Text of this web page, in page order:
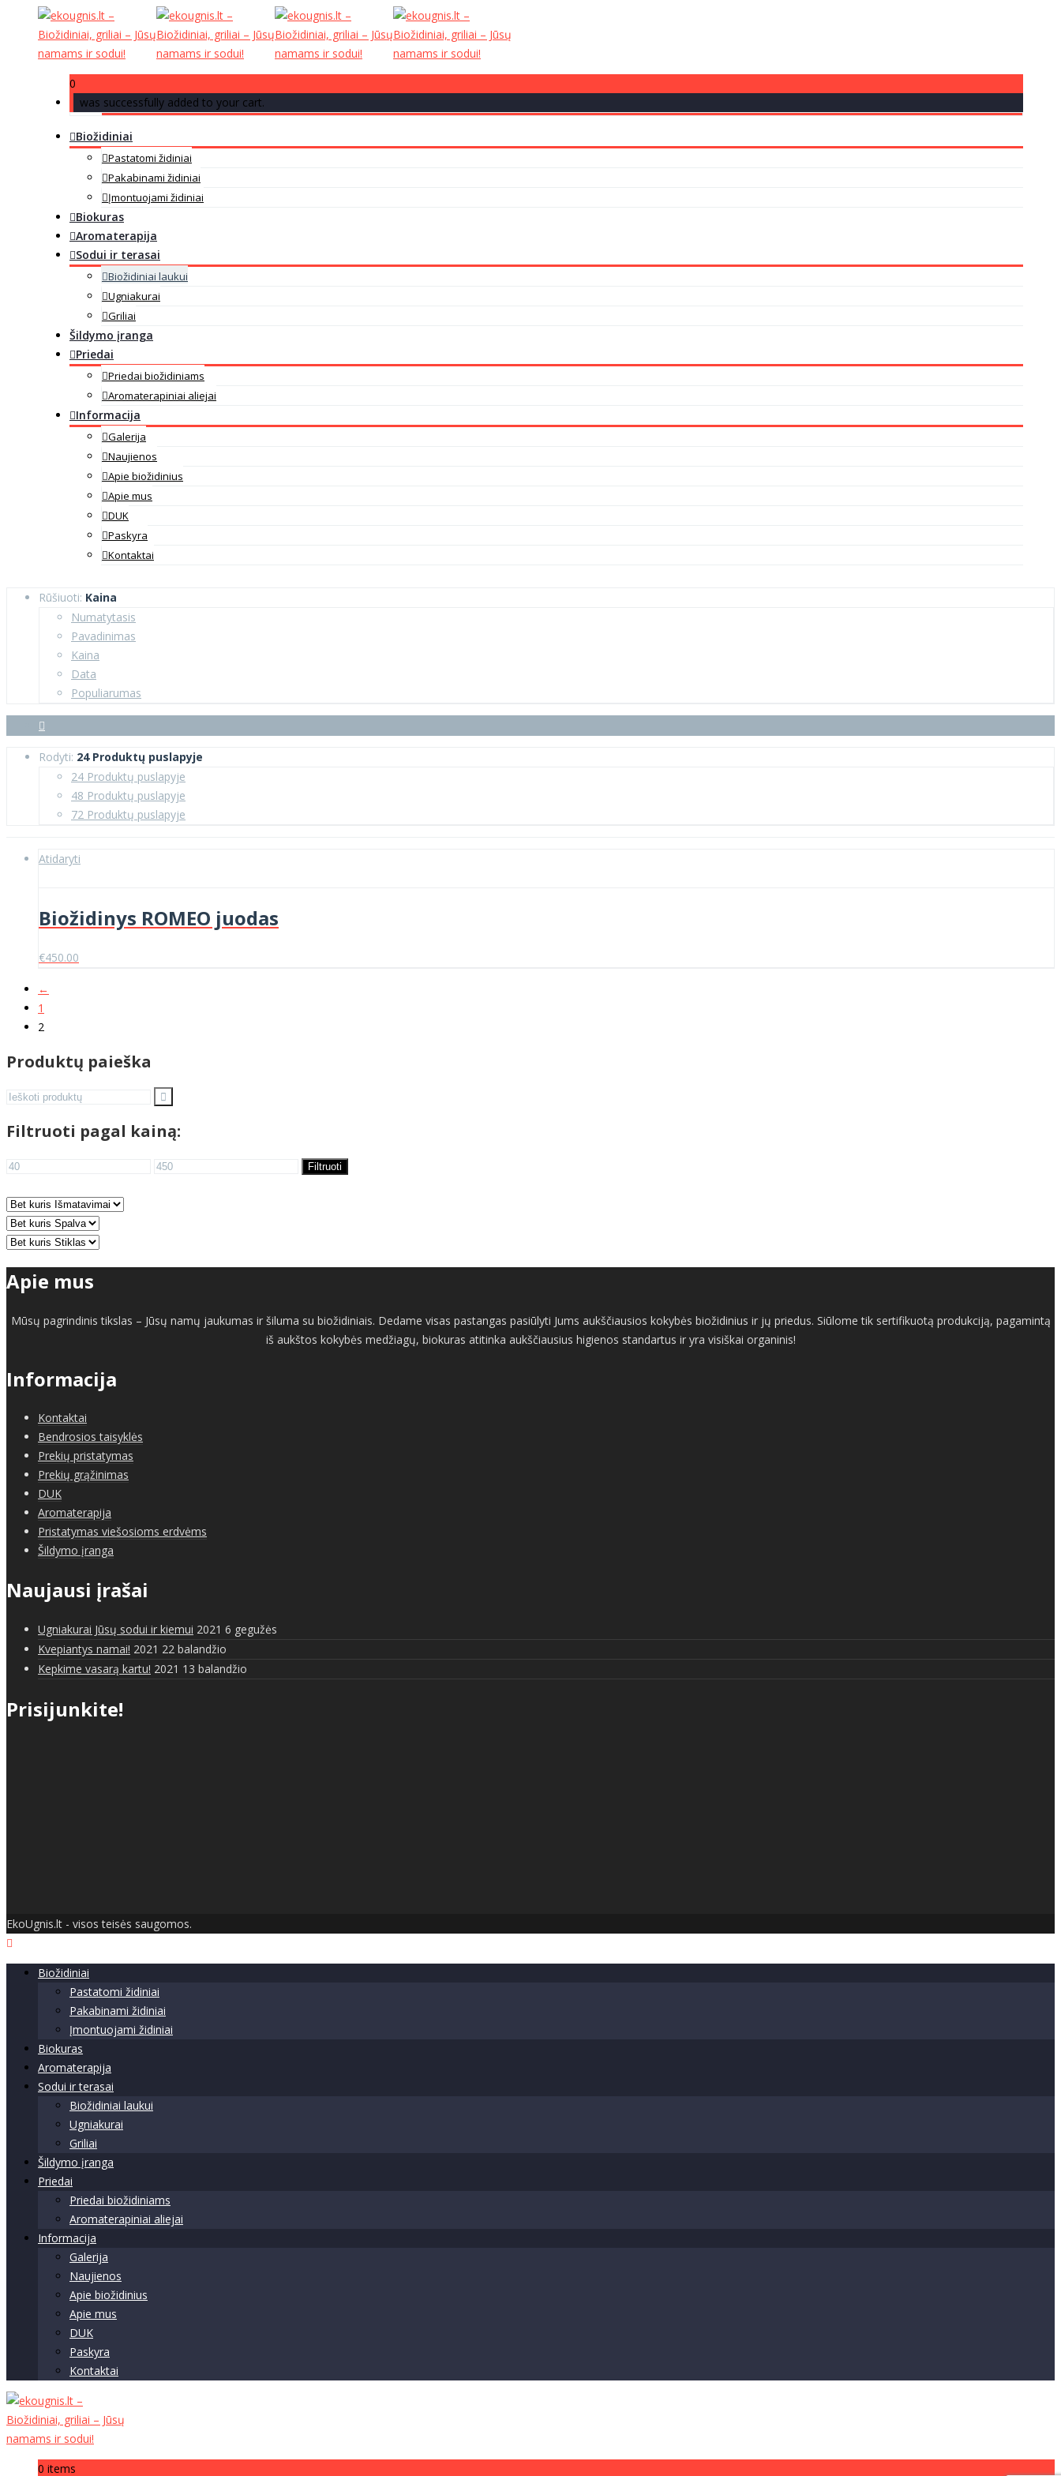
0
was successfully added to your cart.
Biožidiniai
Pastatomi židiniai
Pakabinami židiniai
Įmontuojami židiniai
Biokuras
Aromaterapija
Sodui ir terasai
Biožidiniai laukui
Ugniakurai
Griliai
Šildymo įranga
Priedai
Priedai biožidiniams
Aromaterapiniai aliejai
Informacija
Galerija
Naujienos
Apie biožidinius
Apie mus
DUK
Paskyra
Kontaktai
Rūšiuoti: Kaina
Numatytasis
Pavadinimas
Kaina
Data
Populiarumas
Rodyti: 24 Produktų puslapyje
24 Produktų puslapyje
48 Produktų puslapyje
72 Produktų puslapyje
Atidaryti
Biožidinys ROMEO juodas
€450.00
←
1
2
Produktų paieška
Search
Filtruoti pagal kainą:
Min
Maks
Filtruoti
Apie mus
Mūsų pagrindinis tikslas – Jūsų namų jaukumas ir šiluma su biožidiniais. Dedame visas pastangas pasiūlyti Jums aukščiausios kokybės biožidinius ir jų priedus. Siūlome tik sertifikuotą produkciją, pagamintą
iš aukštos kokybės medžiagų, biokuras atitinka aukščiausius higienos standartus ir yra visiškai organinis!
Informacija
Kontaktai
Bendrosios taisyklės
Prekių pristatymas
Prekių grąžinimas
DUK
Aromaterapija
Pristatymas viešosioms erdvėms
Šildymo įranga
Naujausi įrašai
Ugniakurai Jūsų sodui ir kiemui 2021 6 gegužės
Kvepiantys namai! 2021 22 balandžio
Kepkime vasarą kartu! 2021 13 balandžio
Prisijunkite!
EkoUgnis.lt - visos teisės saugomos.
Biožidiniai
Pastatomi židiniai
Pakabinami židiniai
Įmontuojami židiniai
Biokuras
Aromaterapija
Sodui ir terasai
Biožidiniai laukui
Ugniakurai
Griliai
Šildymo įranga
Priedai
Priedai biožidiniams
Aromaterapiniai aliejai
Informacija
Galerija
Naujienos
Apie biožidinius
Apie mus
DUK
Paskyra
Kontaktai
0 items